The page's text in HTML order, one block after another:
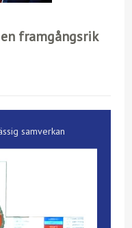
framgångsrik
samverkan